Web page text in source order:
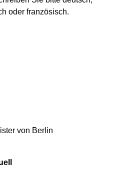
oder französisch.
von Berlin